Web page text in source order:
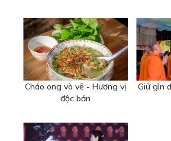
Cháo ong vò vẽ - Hương vị
độc bản
Giữ gìn